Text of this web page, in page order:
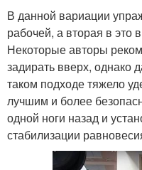
В данной вариации
рабочей, а вторая в это
Некоторые авторы
задирать вверх,
таком подходе тяжело
лучшим и более
одной ноги назад и
стабилизации